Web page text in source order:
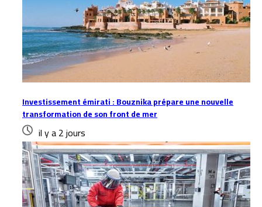
Investissement émirati : Bouznika prépare une nouvelle
transformation de son front de mer
il y a 2 jours